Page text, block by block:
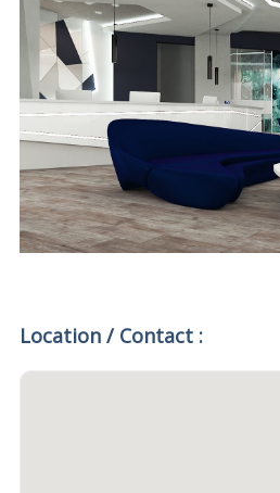
Location / Contact :